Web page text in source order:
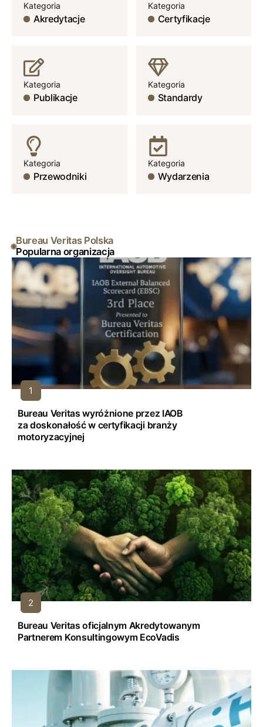
Kategoria
Akredytacje
Kategoria
Certyfikacje
Kategoria
Publikacje
Kategoria
Standardy
Kategoria
Przewodniki
Kategoria
Wydarzenia
Popularna organizacja
Bureau Veritas Polska
Bureau Veritas wyróżnione przez IAOB
za doskonałość w certyfikacji branży
motoryzacyjnej
Bureau Veritas oficjalnym Akredytowanym
Partnerem Konsultingowym EcoVadis